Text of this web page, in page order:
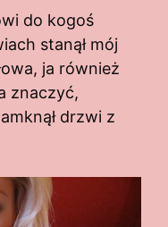
do kogoś
stanął mój
ja również
znaczyć,
drzwi z